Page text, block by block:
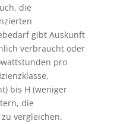
die
gibt Auskunft
verbraucht oder
pro
bis H (weniger
die
vergleichen.